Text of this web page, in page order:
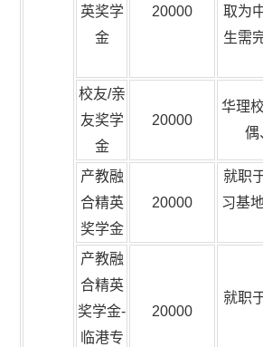
英奖学
金
20000
取为
生需
校友/亲
友奖学
金
20000
华理
偶
产教融
合精英
奖学金
20000
就职
习基
产教融
合精英
奖学金-
临港专
20000
就职